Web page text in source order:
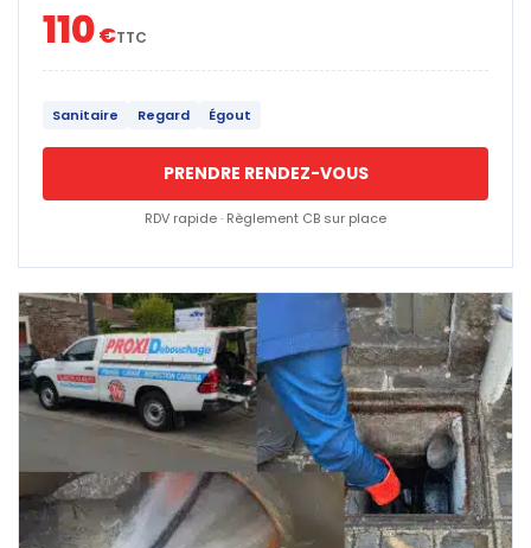
110€TTC
Sanitaire Regard Égout
PRENDRE RENDEZ-VOUS
RDV rapide · Règlement CB sur place